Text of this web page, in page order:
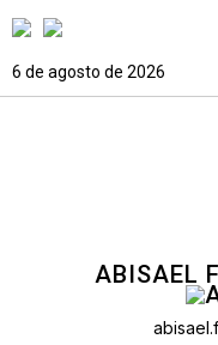
6 de agosto de 2026
ABISAEL